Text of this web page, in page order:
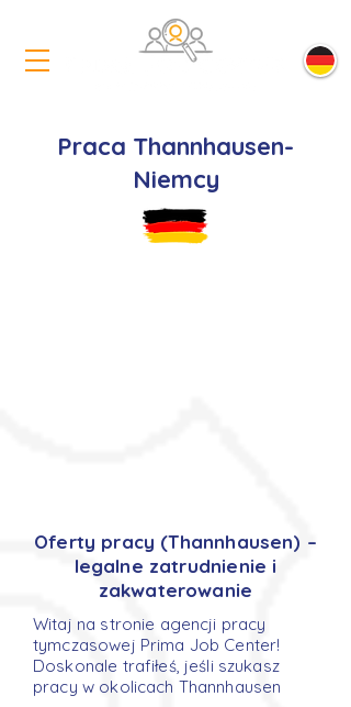
Praca Thannhausen-
Niemcy
Oferty pracy (Thannhausen) –
legalne zatrudnienie i
zakwaterowanie
Witaj na stronie agencji pracy
tymczasowej Prima Job Center!
Doskonale trafiłeś, jeśli szukasz
pracy w okolicach Thannhausen